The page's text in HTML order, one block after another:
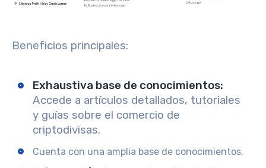
Beneficios principales:
Exhaustiva base de conocimientos:
Accede a artículos detallados, tutoriales
y guías sobre el comercio de
criptodivisas.
Cuenta con una amplia base de conocimientos.